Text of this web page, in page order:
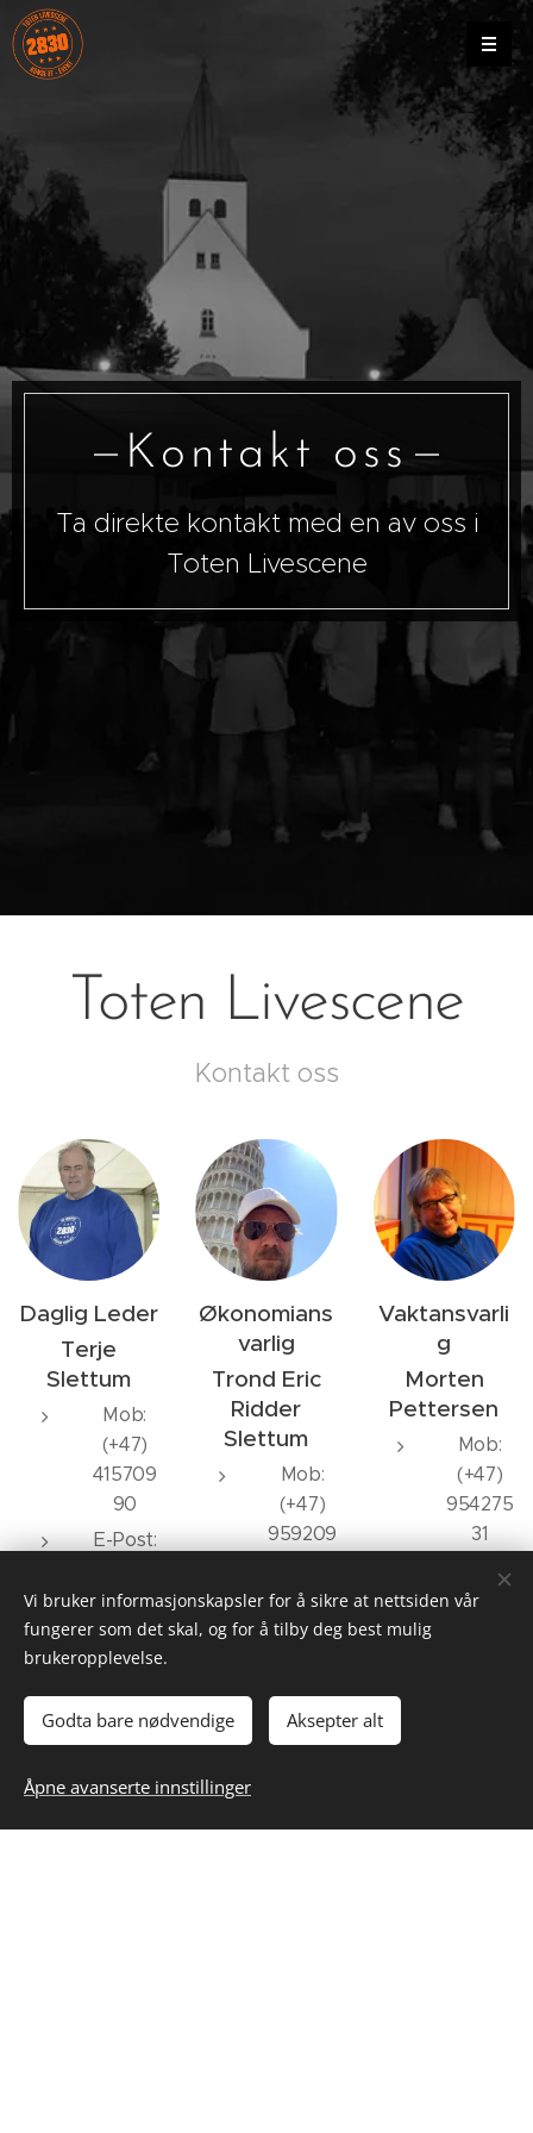
Kontakt oss
Ta direkte kontakt med en av oss i
Toten Livescene
Toten Livescene
Kontakt oss
Daglig Leder
Terje
Slettum
Mob:
(+47)
415709
90
E-Post:
2830.n
o
Økonomians
varlig
Trond Eric
Ridder
Slettum
Mob:
(+47)
959209
E-Post:
Trond
no
Vaktansvarli
g
Morten
Pettersen
Mob:
(+47)
954275
31
Post:M
Vi bruker informasjonskapsler for å sikre at nettsiden vår
fungerer som det skal, og for å tilby deg best mulig
brukeropplevelse.
Godta bare nødvendige Aksepter alt
Åpne avanserte innstillinger